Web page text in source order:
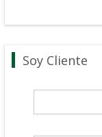
Soy Cliente